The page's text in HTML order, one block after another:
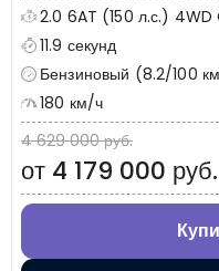
2.0 6AT (150 л.с.)
11.9 секунд
Бензиновый (8.2/100
180 км/ч
4 629 000 руб.
от 4 179 000 руб.